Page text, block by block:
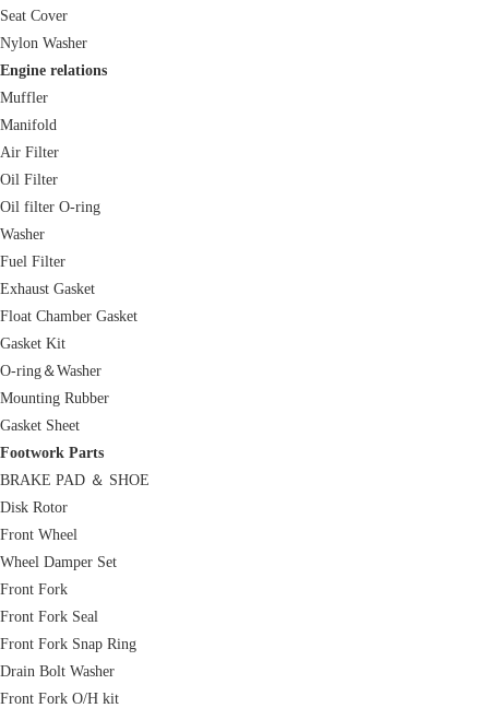
Seat Cover
Nylon Washer
Engine relations
Muffler
Manifold
Air Filter
Oil Filter
Oil filter O-ring
Washer
Fuel Filter
Exhaust Gasket
Float Chamber Gasket
Gasket Kit
O-ring＆Washer
Mounting Rubber
Gasket Sheet
Footwork Parts
BRAKE PAD ＆ SHOE
Disk Rotor
Front Wheel
Wheel Damper Set
Front Fork
Front Fork Seal
Front Fork Snap Ring
Drain Bolt Washer
Front Fork O/H kit